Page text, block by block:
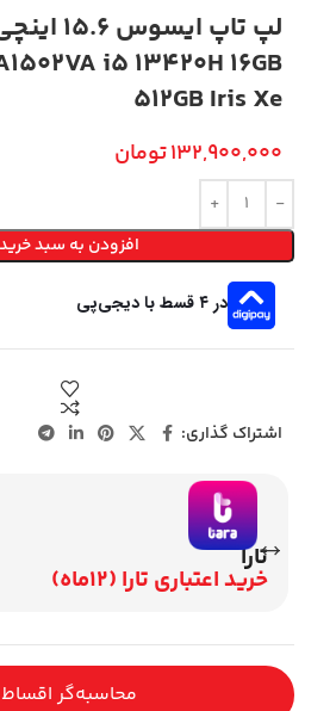
لپ تاپ
i5 13420H 16GB
512GB Iris Xe
132,900,000تومان
افزودن به سبد خرید
در ۴ قسط با دیجی‌پی
اشتراک گذاری:
تارا
خرید اعتباری تارا (12ماه)
محاسبه‌گر اقساط